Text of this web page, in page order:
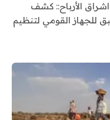
اشراق الأرباح:: كشف
للجهاز القومي لتنظيم